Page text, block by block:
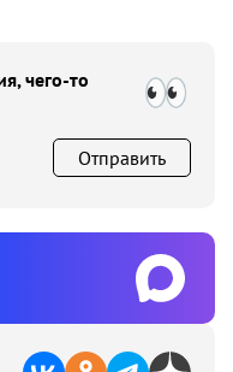
чего-то
Отправить